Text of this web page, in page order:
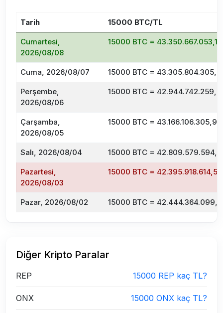
Tarih 15000 BTC/TL
Cumartesi,
2026/08/08
15000 BTC =
Cuma, 2026/08/07 15000 BTC =
Perşembe,
2026/08/06
15000 BTC =
Çarşamba,
2026/08/05
15000 BTC =
Salı, 2026/08/04 15000 BTC =
Pazartesi,
2026/08/03
15000 BTC =
Pazar, 2026/08/02 15000 BTC =
Diğer Kripto Paralar
REP 15000 REP kaç TL?
ONX 15000 ONX kaç TL?